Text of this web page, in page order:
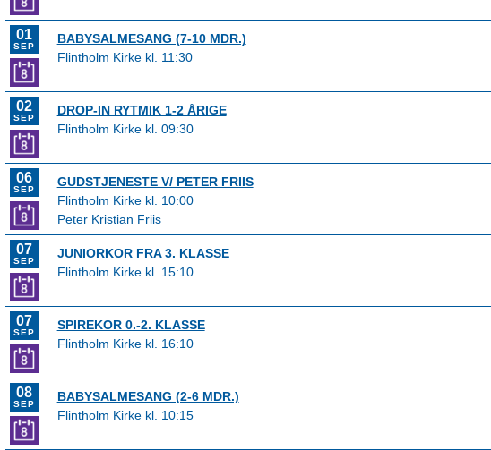
01
SEP
BABYSALMESANG (7-10 MDR.)
Flintholm Kirke kl. 11:30
02
SEP
DROP-IN RYTMIK 1-2 ÅRIGE
Flintholm Kirke kl. 09:30
06
SEP
GUDSTJENESTE V/ PETER FRIIS
Flintholm Kirke kl. 10:00
Peter Kristian Friis
07
SEP
JUNIORKOR FRA 3. KLASSE
Flintholm Kirke kl. 15:10
07
SEP
SPIREKOR 0.-2. KLASSE
Flintholm Kirke kl. 16:10
08
SEP
BABYSALMESANG (2-6 MDR.)
Flintholm Kirke kl. 10:15